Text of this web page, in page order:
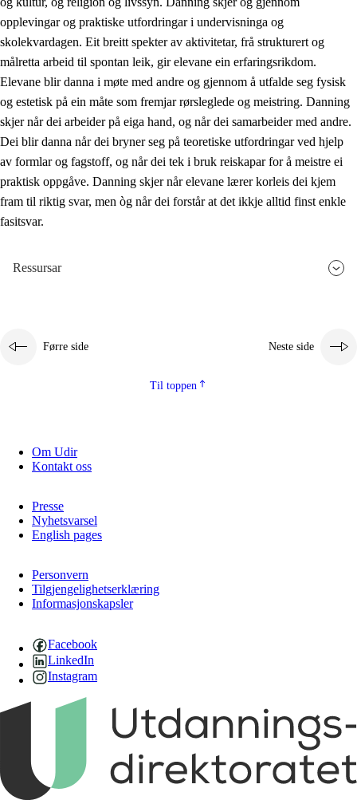
Tverrfaglege tema
opplevingar og praktiske utfordringar i undervisninga og
skolekvardagen. Eit breitt spekter av aktivitetar, frå strukturert og
målretta arbeid til spontan leik, gir elevane ein erfaringsrikdom.
Elevane blir danna i møte med andre og gjennom å utfalde seg fysisk
og estetisk på ein måte som fremjar rørsleglede og meistring. Danning
skjer når dei arbeider på eiga hand, og når dei samarbeider med andre.
Dei blir danna når dei bryner seg på teoretiske utfordringar ved hjelp
av formlar og fagstoff, og når dei tek i bruk reiskapar for å meistre ei
praktisk oppgåve. Danning skjer når elevane lærer korleis dei kjem
fram til riktig svar, men òg når dei forstår at det ikkje alltid finst enkle
fasitsvar.
Ressursar
Førre side Neste side
Til toppen
Om Udir
Kontakt oss
Presse
Nyhetsvarsel
English pages
Personvern
Tilgjengelighetserklæring
Informasjonskapsler
Facebook
LinkedIn
Instagram